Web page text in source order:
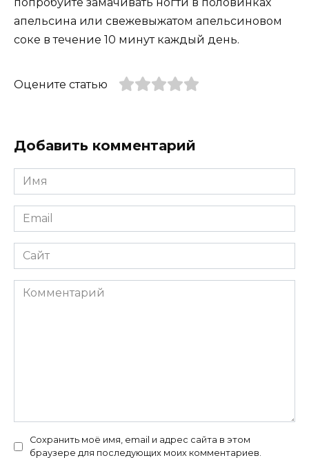
апельсина или свежевыжатом апельсиновом
соке в течение 10 минут каждый день.
Оцените статью
Добавить комментарий
Имя
*
Email
*
Сайт
Комментарий
Сохранить моё имя, email и адрес сайта в этом
браузере для последующих моих комментариев.